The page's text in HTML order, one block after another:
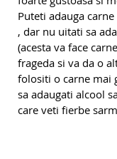
Puteti adauga
, dar nu uitati sa
(acesta va face
frageda si va da o
folositi o carne mai
sa adaugati alcool
care veti fierbe